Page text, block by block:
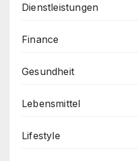
Dienstleistungen
Finance
Gesundheit
Lebensmittel
Lifestyle